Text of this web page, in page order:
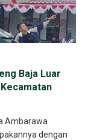
Baja Luar
Ambarawa
dengan